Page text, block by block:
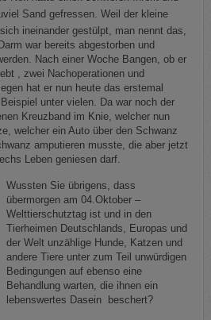
Sand gefressen. Weil der kleine
ineinander gestülpt, man nennt das,
war bereits abgestorben und
Nach einer Woche Bangen, ob er
, zwei Nachoperationen und
hat er nun heute das erstemal
unter vielen. Da war noch der
Kreuzband im Knie, welcher nun
welcher ein Auto über den Schwanz
amputieren musste, die aber jetzt
Leben geniesen darf.
Wussten Sie übrigens, dass
übermorgen am 04.Oktober –
Welttierschutztag ist und in den
Tierheimen Deutschlands, Europas und
der Welt unzählige Hunde, Katzen und
andere Tiere unter zum Teil unwürdigen
Bedingungen auf ebenso eine
Behandlung warten, die ihnen ein
lebenswertes Dasein beschert?